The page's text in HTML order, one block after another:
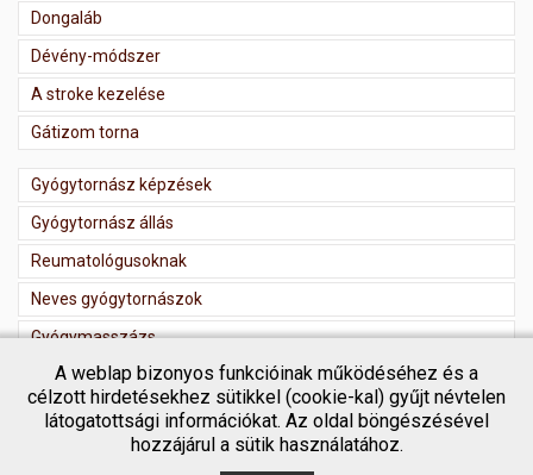
Dongaláb
Dévény-módszer
A stroke kezelése
Gátizom torna
Gyógytornász képzések
Gyógytornász állás
Reumatológusoknak
Neves gyógytornászok
Gyógymasszázs
Masszőr regisztráció
A weblap bizonyos funkcióinak működéséhez és a
célzott hirdetésekhez sütikkel (cookie-kal) gyűjt névtelen
látogatottsági információkat. Az oldal böngészésével
hozzájárul a sütik használatához.